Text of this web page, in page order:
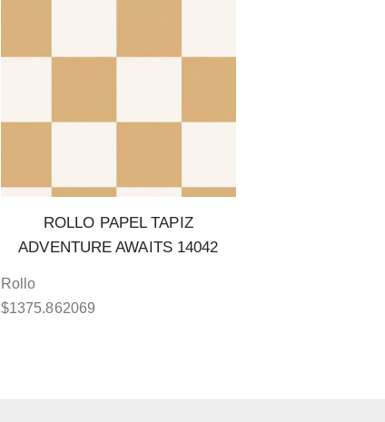
ROLLO PAPEL TAPIZ
ADVENTURE AWAITS 14042
Rollo
$1375.862069